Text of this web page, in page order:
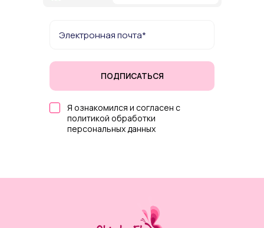
ПОДПИСАТЬСЯ
Я ознакомился и согласен с
политикой обработки
персональных данных